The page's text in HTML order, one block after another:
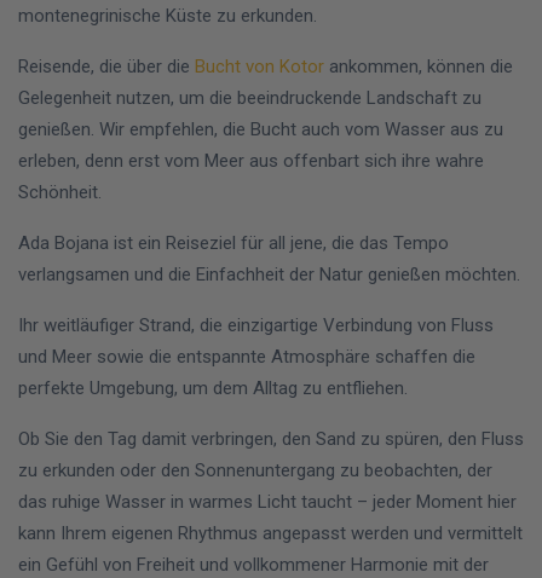
montenegrinische Küste zu erkunden.
Reisende, die über die Bucht von Kotor ankommen, können die
Gelegenheit nutzen, um die beeindruckende Landschaft zu
genießen. Wir empfehlen, die Bucht auch vom Wasser aus zu
erleben, denn erst vom Meer aus offenbart sich ihre wahre
Schönheit.
Ada Bojana ist ein Reiseziel für all jene, die das Tempo
verlangsamen und die Einfachheit der Natur genießen möchten.
Ihr weitläufiger Strand, die einzigartige Verbindung von Fluss
und Meer sowie die entspannte Atmosphäre schaffen die
perfekte Umgebung, um dem Alltag zu entfliehen.
Ob Sie den Tag damit verbringen, den Sand zu spüren, den Fluss
zu erkunden oder den Sonnenuntergang zu beobachten, der
das ruhige Wasser in warmes Licht taucht – jeder Moment hier
kann Ihrem eigenen Rhythmus angepasst werden und vermittelt
ein Gefühl von Freiheit und vollkommener Harmonie mit der